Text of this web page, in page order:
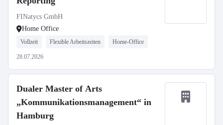
FINatycs GmbH
Home Office
Vollzeit Flexible Arbeitszeiten Home-Office
28.07.2026
Dualer Master of Arts
„Kommunikationsmanagement“ in
Hamburg